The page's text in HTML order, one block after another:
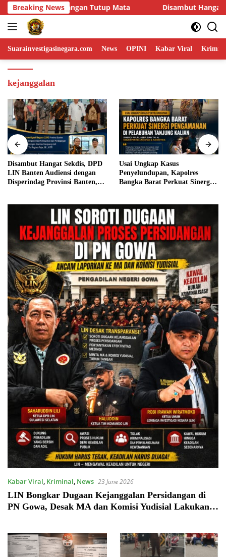
Skip
to
content
Breaking News
Disambut Hangat Sekdis, DPD LIN Banten Audiensi
Suarainvestigasinegara.com News OPINI Kabar Viral
kejanggalan
Disambut Hangat Sekdis, DPD
LIN Banten Audiensi dengan
Disperindag Provinsi Banten,
Usai Ungkap Kasus
Penyelundupan, Kapolres
Bangka Barat Perkuat Sinergi
Kabar Viral, Kriminal, News 23 June 2026
LIN Bongkar Dugaan Kejanggalan Persidangan di
PN Gowa, Desak MA dan Komisi Yudisial Lakukan